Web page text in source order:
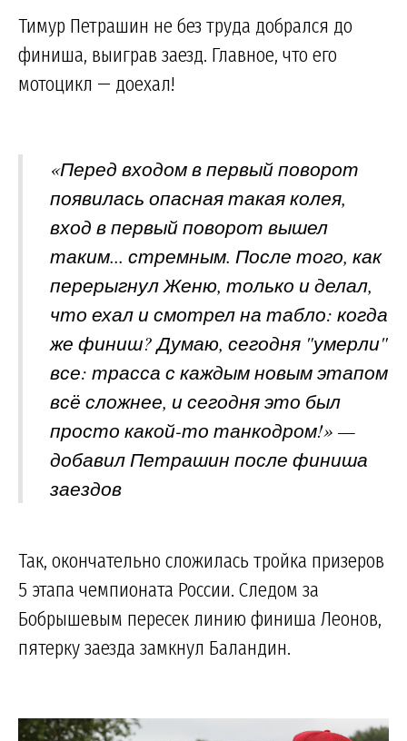
Тимур Петрашин не без труда добрался до
финиша, выиграв заезд. Главное, что его
мотоцикл — доехал!
«Перед входом в первый поворот
появилась опасная такая колея,
вход в первый поворот вышел
таким... стремным. После того, как
перерыгнул Женю, только и делал,
что ехал и смотрел на табло: когда
же финиш? Думаю, сегодня "умерли"
все: трасса с каждым новым этапом
всё сложнее, и сегодня это был
просто какой-то танкодром!» —
добавил Петрашин после финиша
заездов
Так, окончательно сложилась тройка призеров
5 этапа чемпионата России. Следом за
Бобрышевым пересек линию финиша Леонов,
пятерку заезда замкнул Баландин.